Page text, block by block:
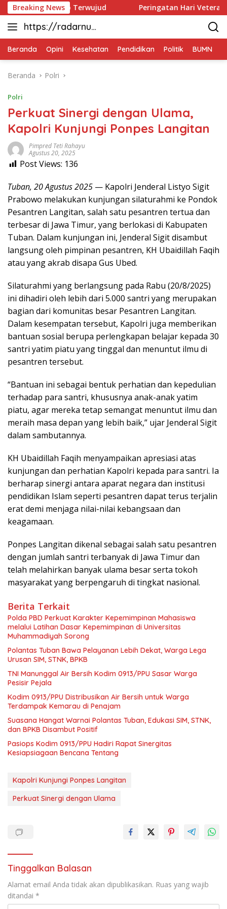
Langsung
ke
konten
Breaking News
Kesongo Terwujud Peringatan Hari Veteran
https://radarnus
antara.net
Beranda Opini Kesehatan Pendidikan Politik BUMN
Beranda Polri
Polri
Perkuat Sinergi dengan Ulama,
Kapolri Kunjungi Ponpes Langitan
Pimpred Teti Rahayu
Agustus 20, 2025
Post Views: 136
Tuban, 20 Agustus 2025 — Kapolri Jenderal Listyo Sigit
Prabowo melakukan kunjungan silaturahmi ke Pondok
Pesantren Langitan, salah satu pesantren tertua dan
terbesar di Jawa Timur, yang berlokasi di Kabupaten
Tuban. Dalam kunjungan ini, Jenderal Sigit disambut
langsung oleh pimpinan pesantren, KH Ubaidillah Faqih
atau yang akrab disapa Gus Ubed.
Silaturahmi yang berlangsung pada Rabu (20/8/2025)
ini dihadiri oleh lebih dari 5.000 santri yang merupakan
bagian dari komunitas besar Pesantren Langitan.
Dalam kesempatan tersebut, Kapolri juga memberikan
bantuan sosial berupa perlengkapan belajar kepada 30
santri yatim piatu yang tinggal dan menuntut ilmu di
pesantren tersebut.
“Bantuan ini sebagai bentuk perhatian dan kepedulian
terhadap para santri, khususnya anak-anak yatim
piatu, agar mereka tetap semangat menuntut ilmu dan
meraih masa depan yang lebih baik,” ujar Jenderal Sigit
dalam sambutannya.
KH Ubaidillah Faqih menyampaikan apresiasi atas
kunjungan dan perhatian Kapolri kepada para santri. Ia
berharap sinergi antara aparat negara dan institusi
pendidikan Islam seperti pesantren dapat terus terjalin
erat demi menjaga nilai-nilai kebangsaan dan
keagamaan.
Ponpes Langitan dikenal sebagai salah satu pesantren
dengan jumlah santri terbanyak di Jawa Timur dan
telah melahirkan banyak ulama besar serta tokoh
masyarakat yang berpengaruh di tingkat nasional.
Berita Terkait
Polda PBD Perkuat Karakter Kepemimpinan Mahasiswa
melalui Latihan Dasar Kepemimpinan di Universitas
Muhammadiyah Sorong
Polantas Tuban Bawa Pelayanan Lebih Dekat, Warga Lega
Urusan SIM, STNK, BPKB
TNI Manunggal Air Bersih Kodim 0913/PPU Sasar Warga
Pesisir Pejala
Kodim 0913/PPU Distribusikan Air Bersih untuk Warga
Terdampak Kemarau di Penajam
Suasana Hangat Warnai Polantas Tuban, Edukasi SIM, STNK,
dan BPKB Disambut Positif
Pasiops Kodim 0913/PPU Hadiri Rapat Sinergitas
Kesiapsiagaan Bencana Tentang
Kapolri Kunjungi Ponpes Langitan
Perkuat Sinergi dengan Ulama
Tinggalkan Balasan
Alamat email Anda tidak akan dipublikasikan. Ruas yang wajib
ditandai *